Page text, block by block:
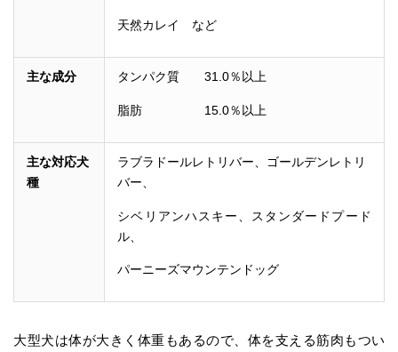
天然カレイ など
主な成分 タンパク質 31.0％以上
脂肪 15.0％以上
主な対応犬
種
ラブラドールレトリバー、ゴールデンレトリ
バー、
シベリアンハスキー、スタンダードプード
ル、
パーニーズマウンテンドッグ
大型犬は体が大きく体重もあるので、体を支える筋肉もつい